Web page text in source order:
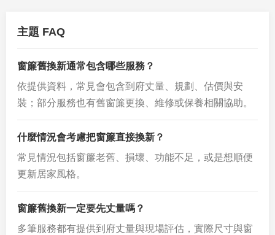
主題 FAQ
窗簾舊換新通常包含哪些服務？
依提供資料，常見會包含到府丈量、規劃、估價與安
裝；部分服務也有舊窗簾更換、維修或保養相關協助。
什麼情況會考慮把窗簾直接換新？
常見情況包括窗簾老舊、損壞、功能不足，或是想順便
更新居家風格。
窗簾舊換新一定要先丈量嗎？
多筆服務都有提供到府丈量與現場評估，實際尺寸與窗